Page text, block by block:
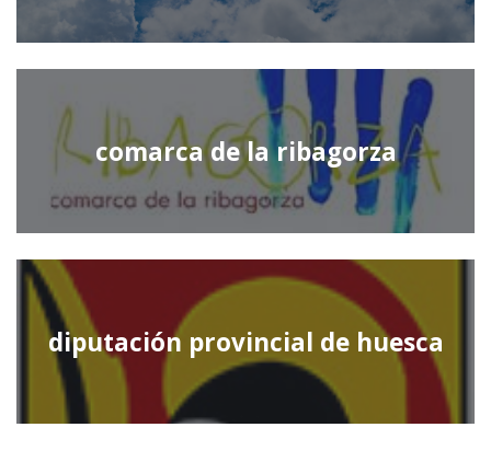
comarca de la ribagorza
diputación provincial de huesca